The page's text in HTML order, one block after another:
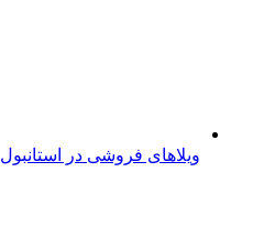
ویلاهای فروشی در استانبول